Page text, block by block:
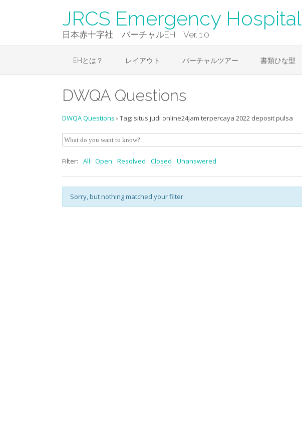
JRCS Emergency Hospital
日本赤十字社 バーチャルEH Ver. 1.0
EHとは？ レイアウト バーチャルツアー 書類ひな型
DWQA Questions
DWQA Questions › Tag: situs judi online24jam terpercaya 2022 deposit pulsa
Filter: All Open Resolved Closed Unanswered
Sorry, but nothing matched your filter